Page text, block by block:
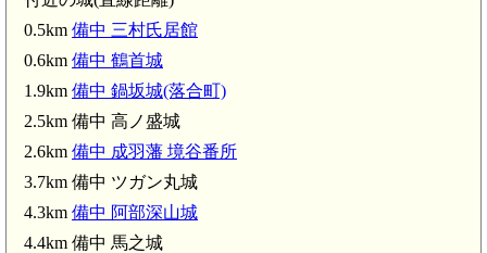
0.5km 備中 三村氏居館
0.6km 備中 鶴首城
1.9km 備中 鍋坂城(落合町)
2.5km 備中 高ノ盛城
2.6km 備中 成羽藩 境谷番所
3.7km 備中 ツガン丸城
4.3km 備中 阿部深山城
4.4km 備中 馬之城